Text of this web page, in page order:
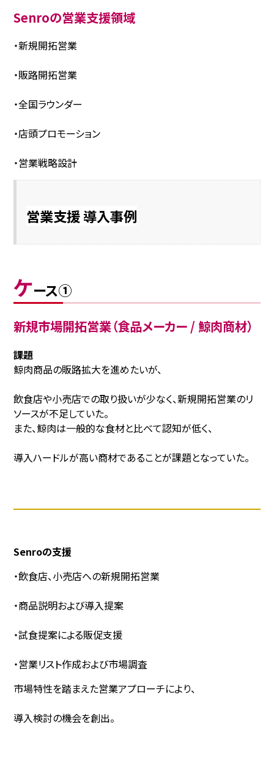
Senroの営業支援領域
・新規開拓営業
・販路開拓営業
・全国ラウンダー
・店頭プロモーション
・営業戦略設計
営業支援 導入事例
ケース①
新規市場開拓営業（食品メーカー / 鯨肉商材）
課題
鯨肉商品の販路拡大を進めたいが、
飲食店や小売店での取り扱いが少なく、新規開拓営業のリ
ソースが不足していた。
また、鯨肉は一般的な食材と比べて認知が低く、
導入ハードルが高い商材であることが課題となっていた。
Senroの支援
・飲食店、小売店への新規開拓営業
・商品説明および導入提案
・試食提案による販促支援
・営業リスト作成および市場調査
市場特性を踏まえた営業アプローチにより、
導入検討の機会を創出。